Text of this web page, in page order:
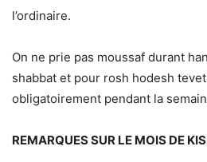
l’ordinaire.
On ne prie pas moussaf durant
shabbat et pour rosh hodesh
obligatoirement pendant la
REMARQUES SUR LE MOIS DE